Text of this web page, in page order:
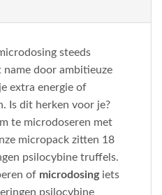
steeds
door ambitieuze
extra energie of
Is dit herken voor je?
te microdoseren met
micropack zitten 18
psilocybine truffels.
of microdosingiets
psilocybine